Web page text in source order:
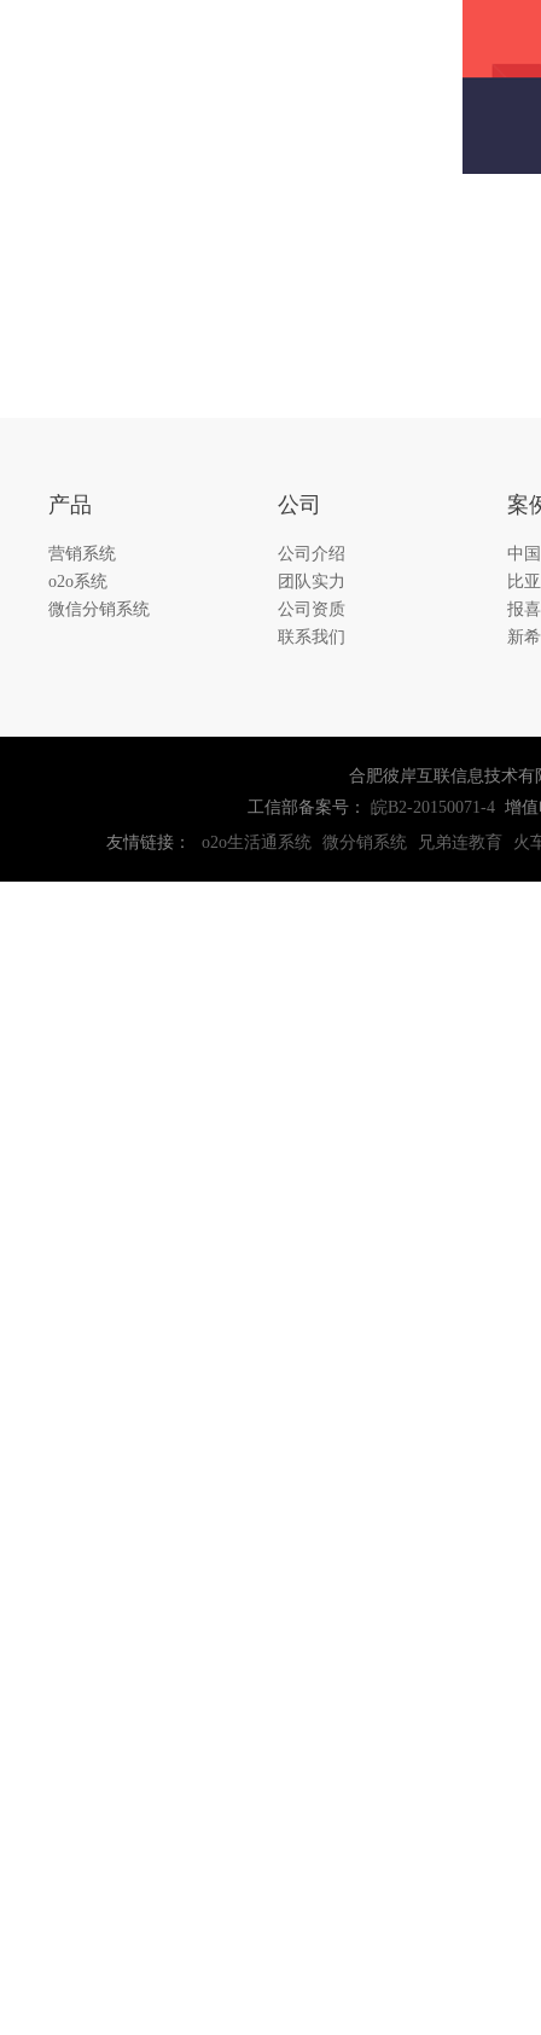
产品
营销系统
o2o系统
微信分销系统
公司
公司介绍
团队实力
公司资质
联系我们
案
中
比
报
新
合肥彼岸互联信息技术有
工信部备案号： 皖B2-20150071-4增值
友情链接：
o2o生活通系统 微分销系统 兄弟连教育 火